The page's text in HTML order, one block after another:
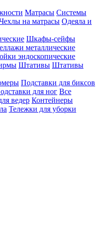
Матрасы Системы
на матрасы Одеяла и
Шкафы-сейфы
металлические
эндоскопические
Штативы Штативы
Подставки для биксов
для ног Все
ведер Контейнеры
Тележки для уборки